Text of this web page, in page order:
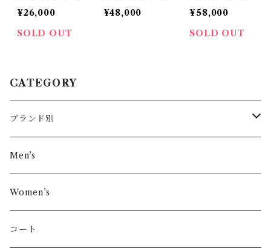
ィヴィアンウエ
ストウッド ”オ
ーブロゴ”旧型
¥26,000
SOLD OUT
ィヴィアンウエ
ストウッド オ
¥48,000
ィヴィアンウエ
ストウッド "オ
ーブロゴ” 箱・
¥58,000
SOLD OUT
CATEGORY
ブランド別
その他ブランド
COMME des GARÇONS
Vivienne Westwood
Men’s
Women’s
コート